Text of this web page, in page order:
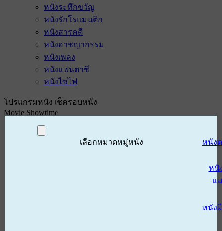
หนังระทึกขวัญ
หนังรักโรแมนติก
หนังสารคดี
หนังอาชญากรรม
หนังเพลง
หนังแฟนตาซี
หนังไซไฟ
โปรแกรมหนัง เช็ครอบหนัง
Movie Showtime
เลือกหมวดหมู่หนัง หนัง
หนั
แ
หนังผี